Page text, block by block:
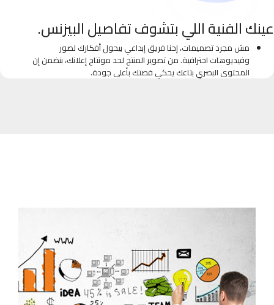
عينك الفنية اللي بتشوف تفاصيل البيزنس.
مش مجرد تصميمات، إحنا فريق إبداعي بيحول أفكارك لصور
وفيديوهات احترافية. من تصوير المنتج لحد مونتاج إعلانك، بنضمن إن
المحتوى البصري بتاعك يحكي قصتك بأعلى جودة.